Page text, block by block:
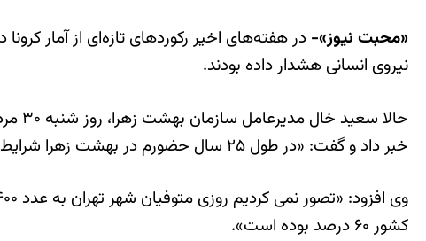
«محبت نیوز»- در هفته‌های اخیر رکوردهای تازه‌ای از آمار
نیروی انسانی هشدار داده بودند.
خبر داد و گفت: «در طول ۲۵ سال حضورم در بهشت زهرا شرایط فعلی بی سابقه بوده و حتی در دوران دفاع مقدس هم چنین شرایطی را شاهد نبودیم».
کشور ۶۰ درصد بوده است».